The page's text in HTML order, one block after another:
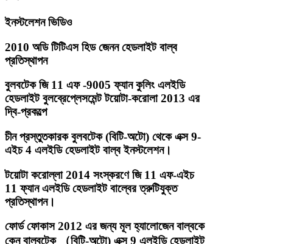
ইনস্টলেশন ভিডিও
2010 অডি টিটিএস হিড জেনন হেডলাইট বাল্ব
প্রতিস্থাপন
বুলবটেক জি 11 এফ -9005 ফ্যান কুলিং এলইডি
হেডলাইট বুলব্রেপ্লেসমেন্ট টয়োটা-করোলা 2013 এর
দ্বি-প্রকল্পে
চীন প্রস্তুতকারক বুলবটেক (বিটি-অটো) থেকে এক্স 9-
এইচ 4 এলইডি হেডলাইট বাল্ব ইনস্টলেশন।
টয়োটা করোল্লা 2014 সংস্করণে জি 11 এফ-এইচ
11 ফ্যান এলইডি হেডলাইট বাল্বের ত্রুটিযুক্ত
প্রতিস্থাপন।
ফোর্ড ফোকাস 2012 এর জন্য মূল হ্যালোজেন বাল্বকে
কেন বাল্বটেক （বিটি-অটো) এক্স 9 এলইডি হেডলাইট